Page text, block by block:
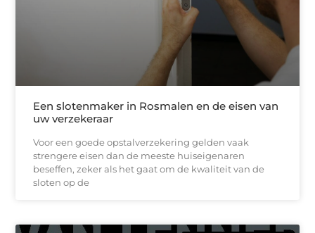
Een slotenmaker in Rosmalen en de eisen van
uw verzekeraar
Voor een goede opstalverzekering gelden vaak
strengere eisen dan de meeste huiseigenaren
beseffen, zeker als het gaat om de kwaliteit van de
sloten op de